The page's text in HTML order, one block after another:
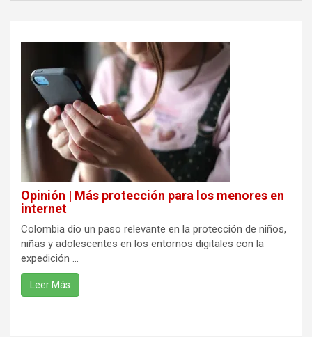
Opinión | Más protección para los menores en
internet
Colombia dio un paso relevante en la protección de niños,
niñas y adolescentes en los entornos digitales con la
expedición ...
Leer Más